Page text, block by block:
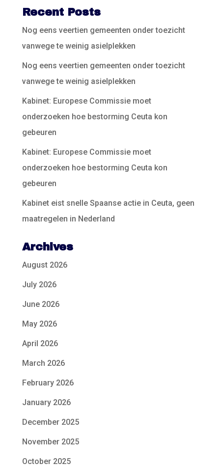
Recent Posts
Nog eens veertien gemeenten onder toezicht
vanwege te weinig asielplekken
Nog eens veertien gemeenten onder toezicht
vanwege te weinig asielplekken
Kabinet: Europese Commissie moet
onderzoeken hoe bestorming Ceuta kon
gebeuren
Kabinet: Europese Commissie moet
onderzoeken hoe bestorming Ceuta kon
gebeuren
Kabinet eist snelle Spaanse actie in Ceuta, geen
maatregelen in Nederland
Archives
August 2026
July 2026
June 2026
May 2026
April 2026
March 2026
February 2026
January 2026
December 2025
November 2025
October 2025